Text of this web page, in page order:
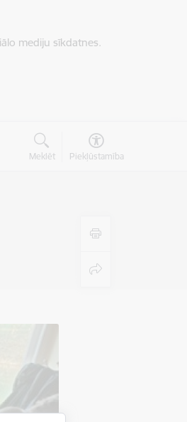
mediju sīkdatnes.
Meklēt Piekļūstamība